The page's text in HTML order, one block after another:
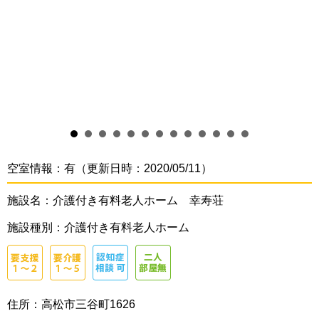
空室情報：有（更新日時：2020/05/11）
施設名：介護付き有料老人ホーム 幸寿荘
施設種別：介護付き有料老人ホーム
住所：高松市三谷町1626